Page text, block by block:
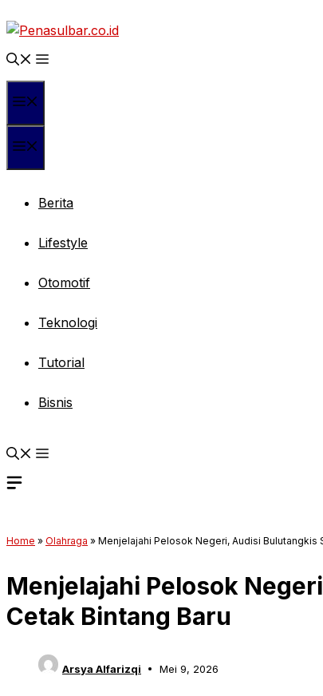
ke
isi
Berita
Lifestyle
Otomotif
Teknologi
Tutorial
Bisnis
Home » Olahraga » Menjelajahi Pelosok Negeri, Audisi Bulutangkis
Menjelajahi Pelosok
Cetak Bintang Baru
Arsya Alfarizqi Mei 9, 2026